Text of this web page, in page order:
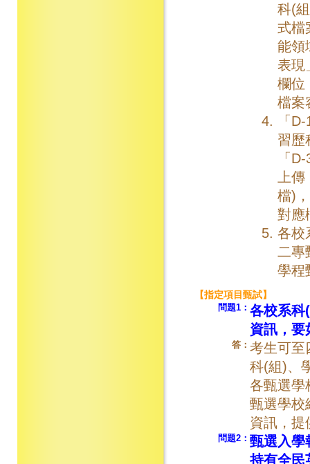
科(
式檔
能領
表現
欄位
檔案
「
習歷
「
上
檔)
對應
各校
二專
學程
【指定項目甄試】
問題1： 各校系科
資訊，要
答： 考生可至
科(組)、
各甄選學
甄選學校
資訊，提
問題2： 甄選入學
持有全民